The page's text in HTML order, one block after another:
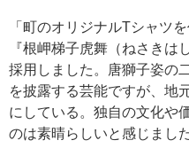
「町のオリジナルTシャツ
『根岬梯子虎舞（ねさきは
採用しました。唐獅子姿の
を披露する芸能ですが、地
にしている。独自の文化や
のは素晴らしいと感じまし